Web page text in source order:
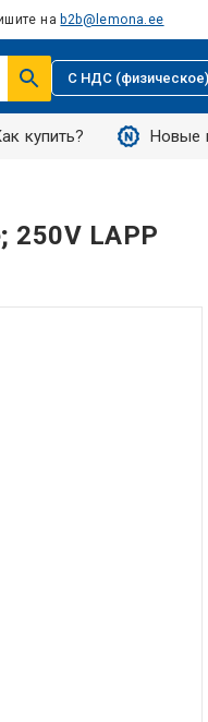
на b2b@lemona.ee
С НДС
купить? Новые
250V LAPP